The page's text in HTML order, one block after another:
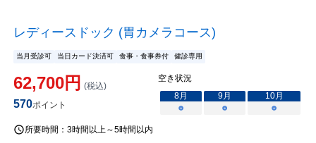
レディースドック (胃カメラコース)
当月受診可 当日カード決済可 食事・食事券付 健診専用
62,700円 (税込)
570ポイント
空き状況
8月 9月 10月
○
○ ○
所要時間： 3時間以上～5時間以内